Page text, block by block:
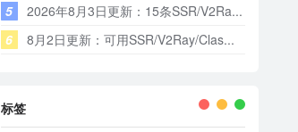
5
2026年8月3日更新：15条SSR/V2Ra...
6
8月2日更新：可用SSR/V2Ray/Clas...
标签